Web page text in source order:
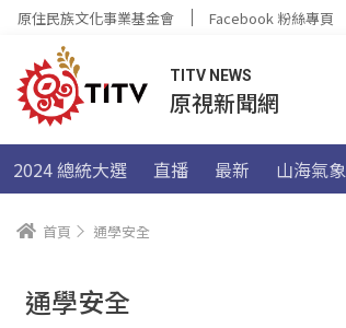
原住民族文化事業基金會 Facebook 粉絲專頁
TITV NEWS
原視新聞網
2024 總統大選 直播 最新 山海氣象
首頁 通學安全
通學安全